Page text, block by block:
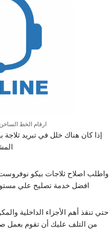
ارقام الخط
إذا كان هناك خلل في تبريد ثلاجة
واطلب اصلاح ثلاجات بيكو
افضل خدمة تصليح علي
حتي تنقذ أهم الأجزاء الداخلية
من التلف عليك أن تقوم بعمل